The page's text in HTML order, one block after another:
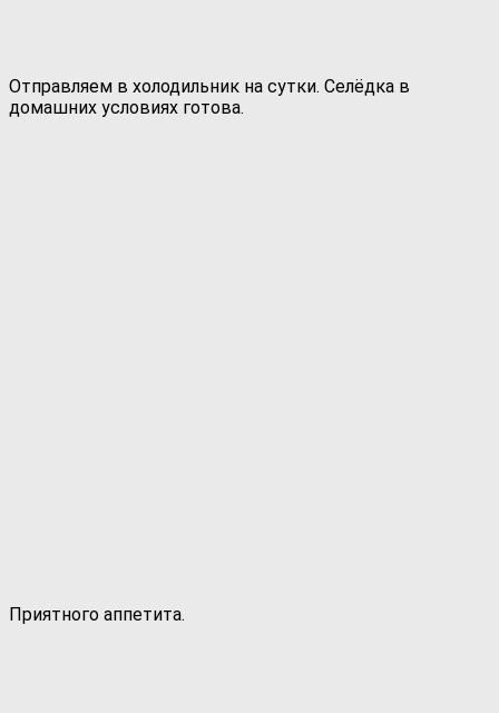
Отправляем в холодильник на сутки. Селёдка в
домашних условиях готова.
Приятного аппетита.